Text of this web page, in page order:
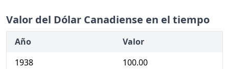
Valor del Dólar Canadiense en el tiempo
Año
Valor
1938
100.00